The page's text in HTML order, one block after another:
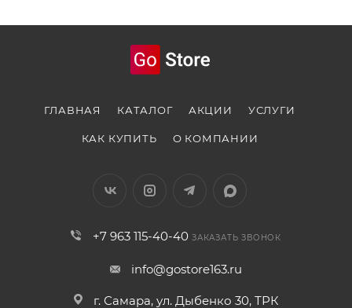
ГЛАВНАЯ КАТАЛОГ АКЦИИ УСЛУГИ
КАК КУПИТЬ О КОМПАНИИ
+7 963 115-40-40 ЗАКАЗАТЬ ЗВОНОК
info@gostore163.ru
г. Самара, ул. Дыбенко 30, ТРК